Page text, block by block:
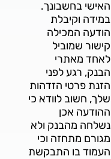
האישי בחשבונך.
במידה וקיבלת
הודעה המכילה
קישור שמוביל
לאחד מאתרי
הבנק, רגע לפני
הזנת פרטי הזדהות
שלך, חשוב לוודא כי
ההודעה אכן
נשלחה מהבנק ולא
מגורם מתחזה וכי
העמוד בו התבקשת